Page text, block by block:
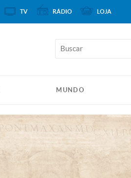
MUNDO
TV RÁDIO LOJA